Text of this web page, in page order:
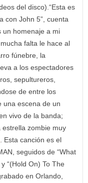
del disco).“Esta es
con John 5”, cuenta
un homenaje a mi
falta le hace al
fúnebre, la
a los espectadores
sepultureros,
de entre los
una escena de un
vivo de la banda;
zombie muy
. Esta canción es el
seguidos de “What
“(Hold On) To The
en Orlando,